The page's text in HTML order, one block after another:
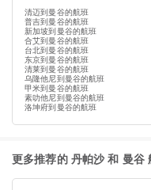
清迈到曼谷的航班
普吉到曼谷的航班
新加坡到曼谷的航班
合艾到曼谷的航班
台北到曼谷的航班
东京到曼谷的航班
清莱到曼谷的航班
乌隆他尼到曼谷的航班
甲米到曼谷的航班
素叻他尼到曼谷的航班
洛坤府到曼谷的航班
更多推荐的 丹帕沙 和 曼谷